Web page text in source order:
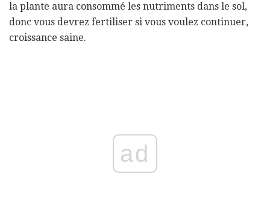
la plante aura consommé les nutriments dans le sol,
donc vous devrez fertiliser si vous voulez continuer,
croissance saine.
ad